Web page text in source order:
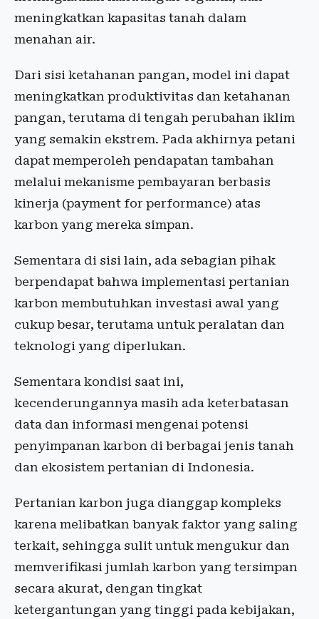
meningkatkan kapasitas tanah dalam
menahan air.
Dari sisi ketahanan pangan, model ini dapat
meningkatkan produktivitas dan ketahanan
pangan, terutama di tengah perubahan iklim
yang semakin ekstrem. Pada akhirnya petani
dapat memperoleh pendapatan tambahan
melalui mekanisme pembayaran berbasis
kinerja (payment for performance) atas
karbon yang mereka simpan.
Sementara di sisi lain, ada sebagian pihak
berpendapat bahwa implementasi pertanian
karbon membutuhkan investasi awal yang
cukup besar, terutama untuk peralatan dan
teknologi yang diperlukan.
Sementara kondisi saat ini,
kecenderungannya masih ada keterbatasan
data dan informasi mengenai potensi
penyimpanan karbon di berbagai jenis tanah
dan ekosistem pertanian di Indonesia.
Pertanian karbon juga dianggap kompleks
karena melibatkan banyak faktor yang saling
terkait, sehingga sulit untuk mengukur dan
memverifikasi jumlah karbon yang tersimpan
secara akurat, dengan tingkat
ketergantungan yang tinggi pada kebijakan,